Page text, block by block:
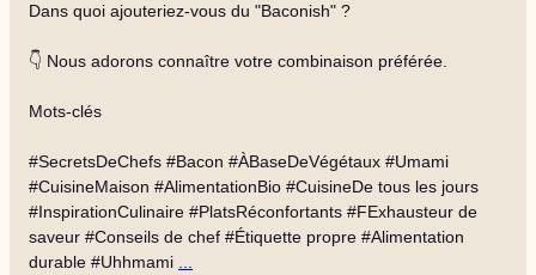
Dans quoi ajouteriez-vous du "Baconish" ?
👇 Nous adorons connaître votre combinaison préférée.
Mots-clés
#SecretsDeChefs #Bacon #ÀBaseDeVégétaux #Umami
#CuisineMaison #AlimentationBio #CuisineDe tous les jours
#InspirationCulinaire #PlatsRéconfortants #FExhausteur de
saveur #Conseils de chef #Étiquette propre #Alimentation
durable #Uhhmami